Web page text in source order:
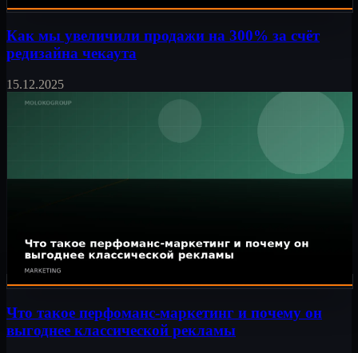
Как мы увеличили продажи на 300% за счёт
редизайна чекаута
15.12.2025
Что такое перфоманс-маркетинг и почему он
выгоднее классической рекламы